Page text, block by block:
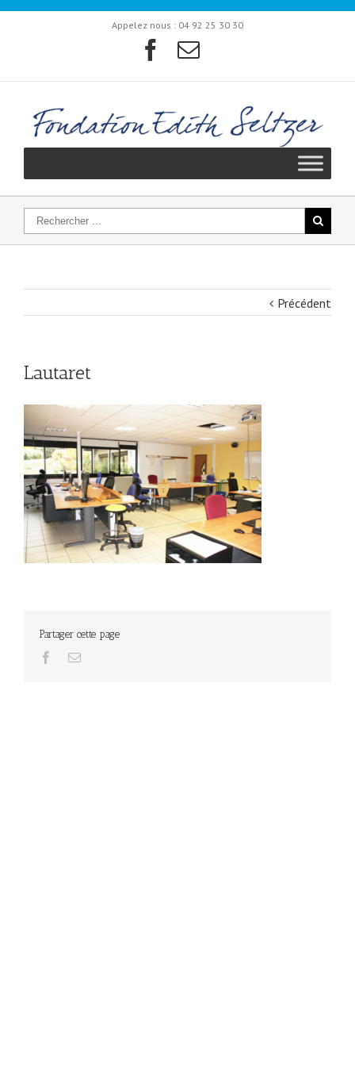
Appelez nous : 04 92 25 30 30
Précédent
Lautaret
Partager cette page